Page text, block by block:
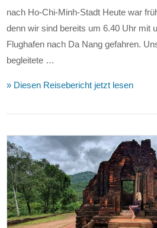
nach Ho-Chi-Minh-Stadt Heute war
denn wir sind bereits um 6.40 Uhr mit
Flughafen nach Da Nang gefahren.
begleitete …
» Diesen Reisebericht jetzt lesen